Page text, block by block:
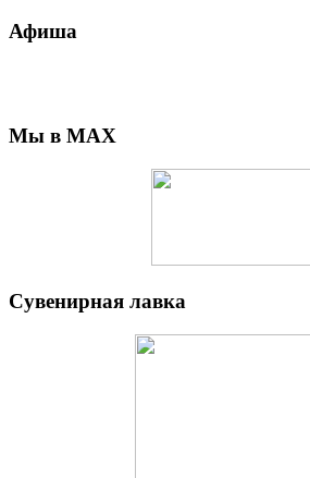
Афиша
Мы в MAX
Сувенирная лавка